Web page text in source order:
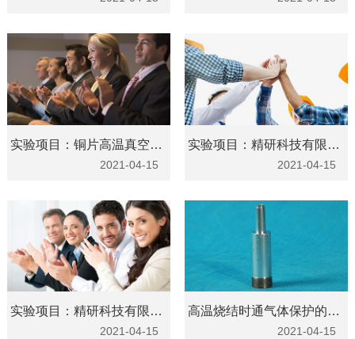
实验项目：铜片高温真空退火取得成功
2021-04-15
实验项目：精研科技有限公司高分子复合材料退火取得成功
2021-04-15
实验项目：精研科技有限公司高分子复合材料退火取得成功
2021-04-15
高温烧结时通气体保护的目的
2021-04-15